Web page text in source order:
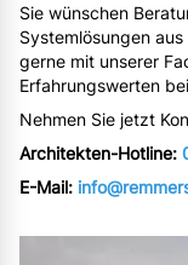
Sie wünschen
Systemlösungen
gerne mit unserer
Erfahrungswerten
Nehmen Sie jetzt
Architekten-Hotline:
E-Mail: